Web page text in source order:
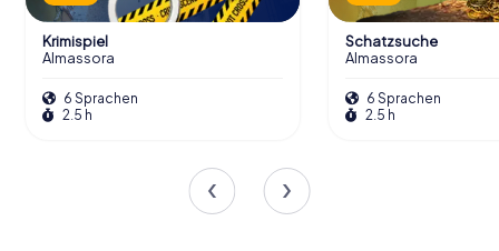
Krimispiel
Almassora
6 Sprachen
2.5 h
Schatzsuche
Almassora
6 Sprachen
2.5 h